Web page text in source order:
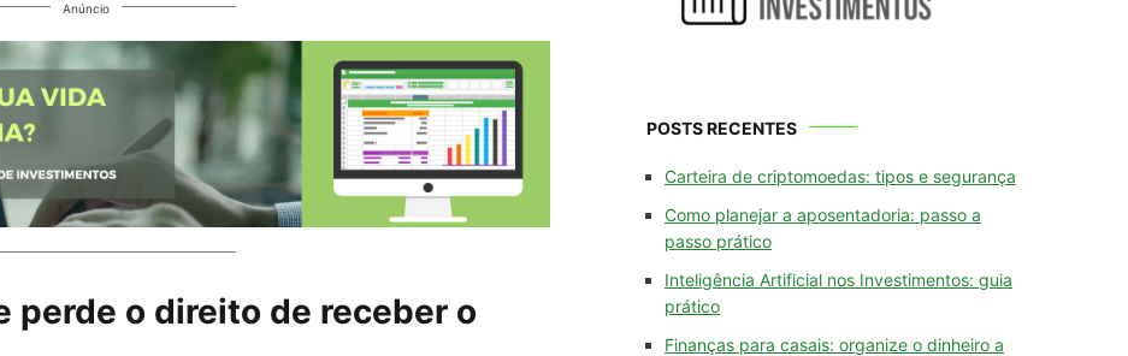
Anúncio
perde o direito de receber o
POSTS RECENTES
Carteira de criptomoedas: tipos e segurança
Como planejar a aposentadoria: passo a
passo prático
Inteligência Artificial nos Investimentos: guia
prático
Finanças para casais: organize o dinheiro a